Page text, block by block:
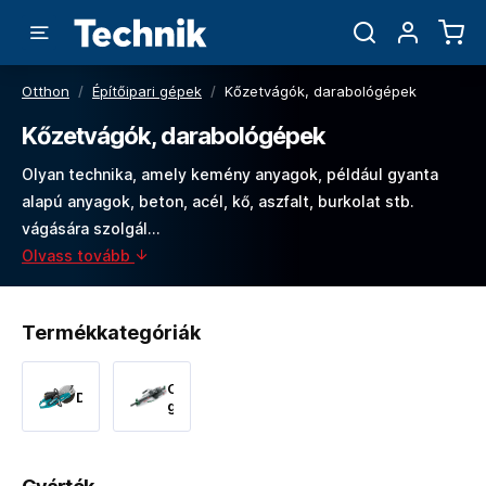
Otthon / Építőipari gépek / Kőzetvágók, darabológépek
Kőzetvágók, darabológépek
Olyan technika, amely kemény anyagok, például gyanta
alapú anyagok, beton, acél, kő, aszfalt, burkolat stb.
vágására szolgál...
Olvass tovább
Termékkategóriák
DarabológépekCsempevágók,
gyémántvágók